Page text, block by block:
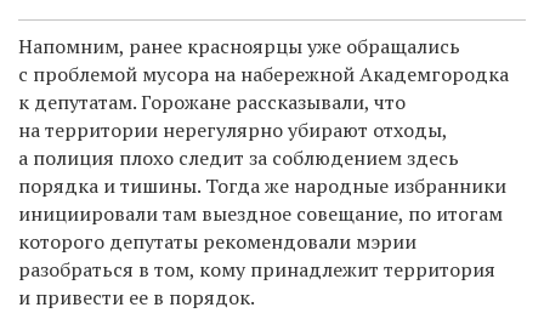
Напомним, ранее красноярцы уже обращались
с проблемой мусора на набережной Академгородка
к депутатам. Горожане рассказывали, что
на территории нерегулярно убирают отходы,
а полиция плохо следит за соблюдением здесь
порядка и тишины. Тогда же народные избранники
инициировали там выездное совещание, по итогам
которого депутаты рекомендовали мэрии
разобраться в том, кому принадлежит территория
и привести ее в порядок.